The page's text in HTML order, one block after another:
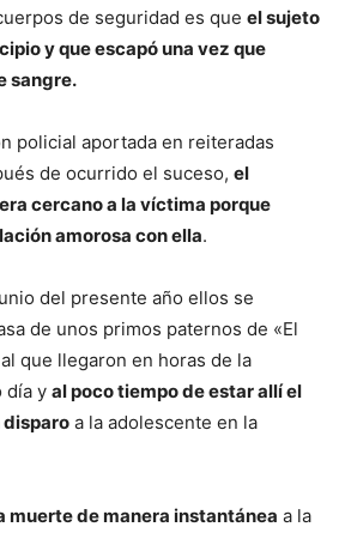
de seguridad es que el sujeto
y que escapó una vez que
sangre.
policial aportada en reiteradas
de ocurrido el suceso, el
cercano a la víctima porque
amorosa con ella.
del presente año ellos se
de unos primos paternos de «El
que llegaron en horas de la
día y al poco tiempo de estar allí el
disparo a la adolescente en la
muerte de manera instantánea a la